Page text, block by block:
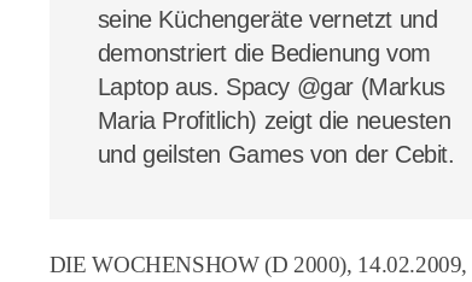
seine Küchengeräte vernetzt und
demonstriert die Bedienung vom
Laptop aus. Spacy @gar (Markus
Maria Profitlich) zeigt die neuesten
und geilsten Games von der Cebit.
DIE WOCHENSHOW (D 2000), 14.02.2009,